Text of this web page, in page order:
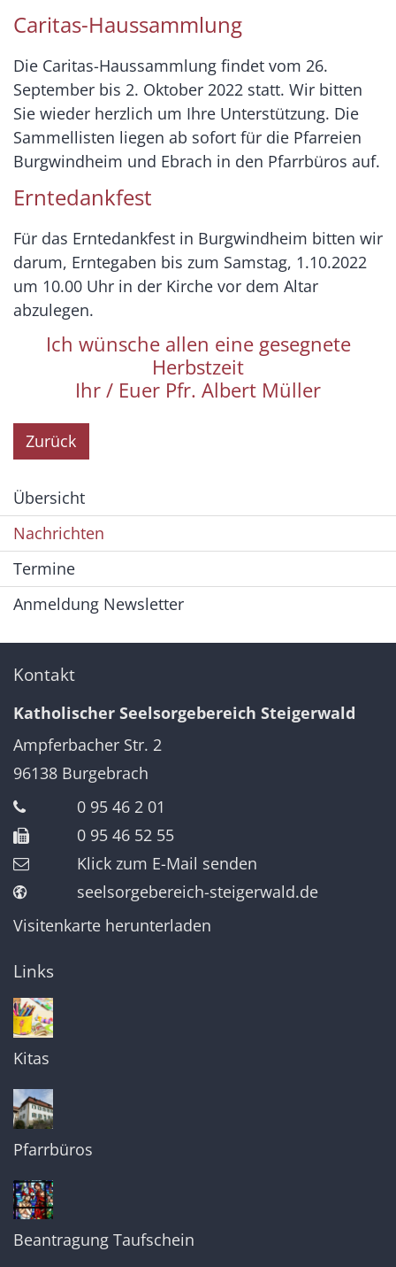
Caritas-Haussammlung
Die Caritas-Haussammlung findet vom 26.
September bis 2. Oktober 2022 statt. Wir bitten
Sie wieder herzlich um Ihre Unterstützung. Die
Sammellisten liegen ab sofort für die Pfarreien
Burgwindheim und Ebrach in den Pfarrbüros auf.
Erntedankfest
Für das Erntedankfest in Burgwindheim bitten wir
darum, Erntegaben bis zum Samstag, 1.10.2022
um 10.00 Uhr in der Kirche vor dem Altar
abzulegen.
Ich wünsche allen eine gesegnete
Herbstzeit
Ihr / Euer Pfr. Albert Müller
Zurück
Übersicht
Nachrichten
Termine
Anmeldung Newsletter
Kontakt
Katholischer Seelsorgebereich Steigerwald
Ampferbacher Str. 2
96138 Burgebrach
0 95 46 2 01
0 95 46 52 55
Klick zum E-Mail senden
seelsorgebereich-steigerwald.de
Visitenkarte herunterladen
Links
Kitas
Pfarrbüros
Beantragung Taufschein